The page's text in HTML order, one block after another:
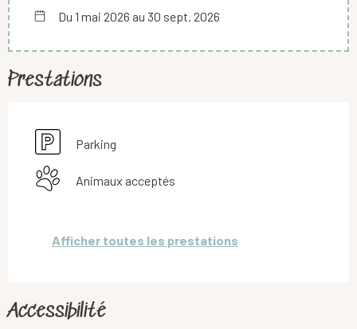
Du 1 mai 2026 au 30 sept. 2026
Prestations
Parking
Animaux acceptés
Afficher toutes les prestations
Accessibilité